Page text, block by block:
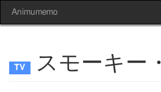
Animumemo
スモーキー